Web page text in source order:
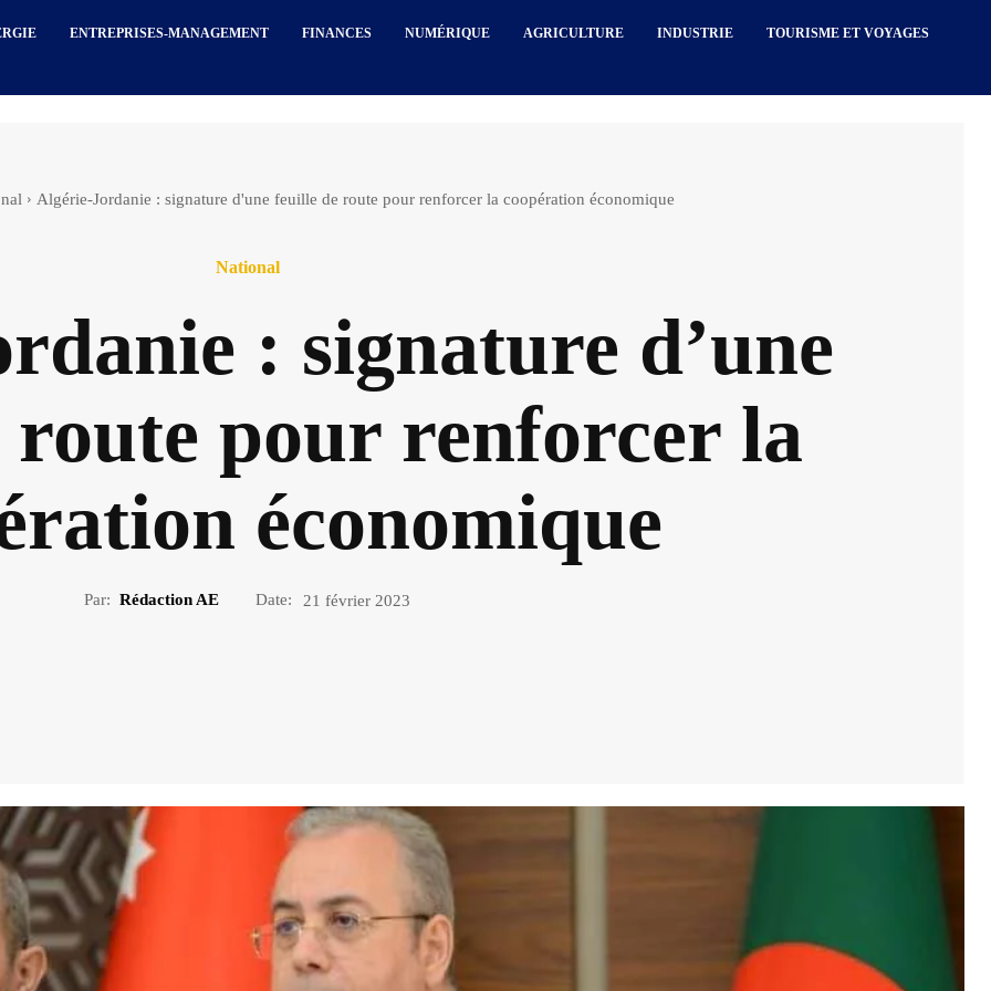
ENTREPRISES-MANAGEMENT FINANCES NUMÉRIQUE AGRICULTURE INDUSTRIE TOURISME ET VOYAGES
Algérie-Jordanie : signature d'une feuille de route pour renforcer la coopération économique
National
: signature d’une
route pour renforcer la
économique
Par: Rédaction AE Date: 21 février 2023